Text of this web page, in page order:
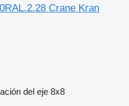
Crane Kran
del eje 8x8